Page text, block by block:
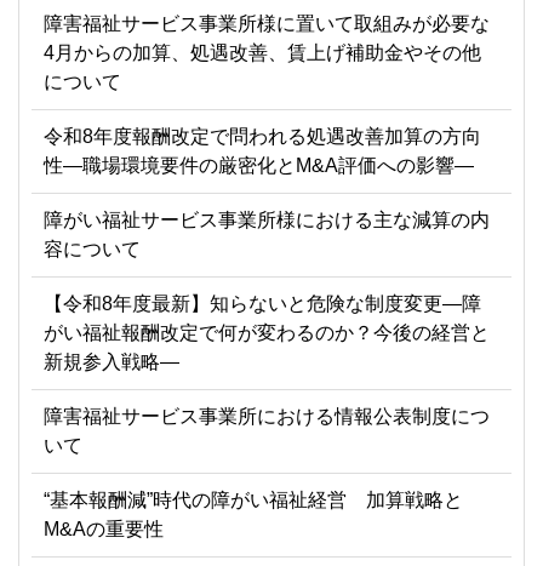
障害福祉サービス事業所様に置いて取組みが必要な
4月からの加算、処遇改善、賃上げ補助金やその他
について
令和8年度報酬改定で問われる処遇改善加算の方向
性―職場環境要件の厳密化とM&A評価への影響―
障がい福祉サービス事業所様における主な減算の内
容について
【令和8年度最新】知らないと危険な制度変更―障
がい福祉報酬改定で何が変わるのか？今後の経営と
新規参入戦略―
障害福祉サービス事業所における情報公表制度につ
いて
“基本報酬減”時代の障がい福祉経営 加算戦略と
M&Aの重要性